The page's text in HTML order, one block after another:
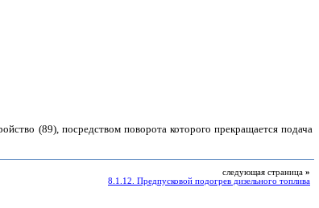
(89), посредством поворота которого прекращается подача
следующая страница »
8.1.12. Предпусковой подогрев дизельного топлива